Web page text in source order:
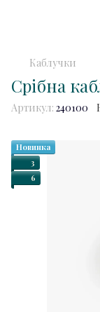
Каблучки
Срібна
Артикул: 240100
Новинка
3
6